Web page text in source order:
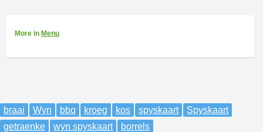
More in Menu
braai Wyn bbq kroeg kos spyskaart
Spyskaart
getraenke
wyn spyskaart borrels